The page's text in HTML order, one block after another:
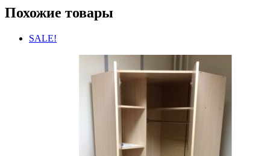
Похожие товары
SALE!